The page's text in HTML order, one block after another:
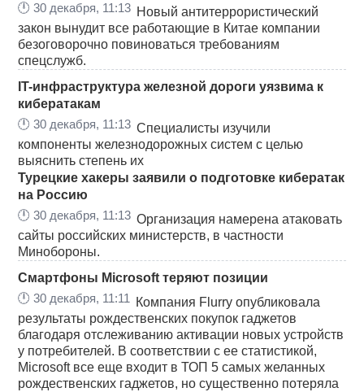
🕛30 декабря, 11:13 Новый антитеррористический
закон вынудит все работающие в Китае компании
безоговорочно повиноваться требованиям
спецслужб.
IT-инфраструктура железной дороги уязвима к
кибератакам
🕛30 декабря, 11:13 Специалисты изучили
компоненты железнодорожных систем с целью
выяснить степень их
Турецкие хакеры заявили о подготовке кибератак
на Россию
🕛30 декабря, 11:13 Организация намерена атаковать
сайты российских министерств, в частности
Минобороны.
Смартфоны Microsoft теряют позиции
🕛30 декабря, 11:11
Компания Flurry опубликовала
результаты рождественских покупок гаджетов
благодаря отслеживанию активации новых устройств
у потребителей. В соответствии с ее статистикой,
Microsoft все еще входит в ТОП 5 самых желанных
рождественских гаджетов, но существенно потеряла